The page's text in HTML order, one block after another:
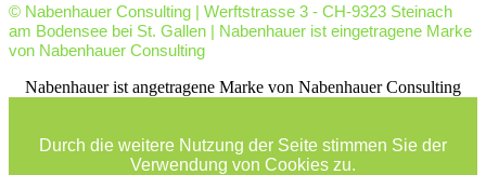
© Nabenhauer Consulting | Werftstrasse 3 - CH-9323 Steinach
am Bodensee bei St. Gallen | Nabenhauer ist eingetragene Marke
von Nabenhauer Consulting
facebook
youtube
rssNabenhauer ist angetragene Marke von Nabenhauer Consulting
Durch die weitere Nutzung der Seite stimmen Sie der
Verwendung von Cookies zu.